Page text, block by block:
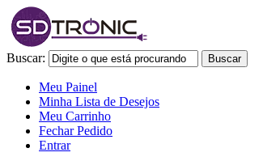
Buscar: Buscar
Meu Painel
Minha Lista de Desejos
Meu Carrinho
Fechar Pedido
Entrar